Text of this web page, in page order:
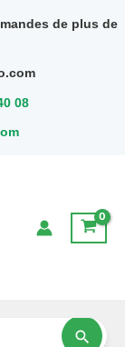
de plus de
08
search